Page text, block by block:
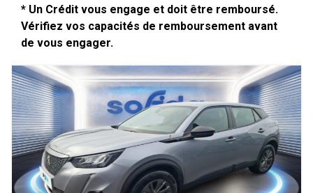
* Un Crédit vous engage et doit être remboursé.
Vérifiez vos capacités de remboursement avant
de vous engager.